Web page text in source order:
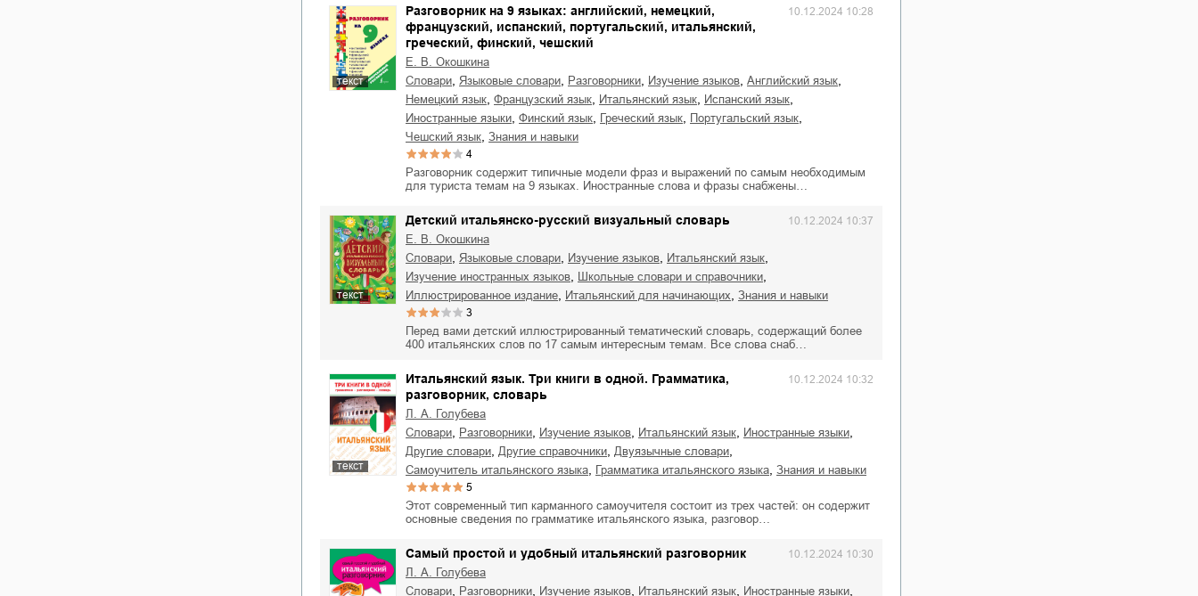
текст
Разговорник на 9 языках: английский, немецкий,
французский, испанский, португальский, итальянский,
греческий, финский, чешский
10.12.2024 10:28
Е. В. Окошкина
словари
языковые словари разговорники изучение языков английский язык
немецкий язык французский язык итальянский язык испанский язык
иностранные языки финский язык греческий язык португальский язык
чешский язык знания и навыки
4
Разговорник содержит типичные модели фраз и выражений по самым необходимым
для туриста темам на 9 языках. Иностранные слова и фразы снабжены…
текст
Детский итальянско-русский визуальный словарь 10.12.2024 10:37
Е. В. Окошкина
словари
языковые словари изучение языков итальянский язык
изучение иностранных языков школьные словари и справочники
иллюстрированное издание итальянский для начинающих знания и навыки
3
Перед вами детский иллюстрированный тематический словарь, содержащий более
400 итальянских слов по 17 самым интересным темам. Все слова снаб…
текст
Итальянский язык. Три книги в одной. Грамматика,
разговорник, словарь
10.12.2024 10:32
Л. А. Голубева
словари
разговорники изучение языков итальянский язык иностранные языки
другие словари другие справочники двуязычные словари
самоучитель итальянского языка грамматика итальянского языка знания и навыки
5
Этот современный тип карманного самоучителя состоит из трех частей: он содержит
основные сведения по грамматике итальянского языка, разговор…
Самый простой и удобный итальянский разговорник 10.12.2024 10:30
Л. А. Голубева
словари
разговорники изучение языков итальянский язык иностранные языки